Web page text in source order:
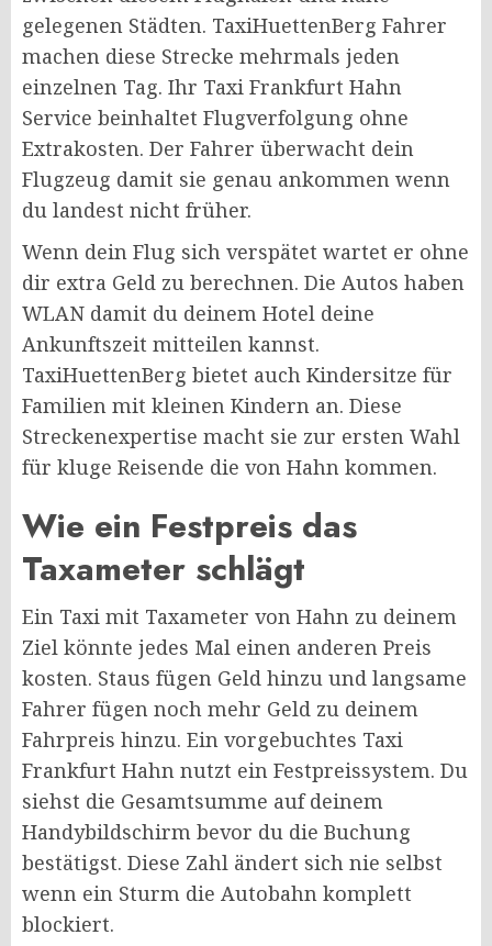
gelegenen Städten. TaxiHuettenBerg Fahrer
machen diese Strecke mehrmals jeden
einzelnen Tag. Ihr Taxi Frankfurt Hahn
Service beinhaltet Flugverfolgung ohne
Extrakosten. Der Fahrer überwacht dein
Flugzeug damit sie genau ankommen wenn
du landest nicht früher.
Wenn dein Flug sich verspätet wartet er ohne
dir extra Geld zu berechnen. Die Autos haben
WLAN damit du deinem Hotel deine
Ankunftszeit mitteilen kannst.
TaxiHuettenBerg bietet auch Kindersitze für
Familien mit kleinen Kindern an. Diese
Streckenexpertise macht sie zur ersten Wahl
für kluge Reisende die von Hahn kommen.
Wie ein Festpreis das
Taxameter schlägt
Ein Taxi mit Taxameter von Hahn zu deinem
Ziel könnte jedes Mal einen anderen Preis
kosten. Staus fügen Geld hinzu und langsame
Fahrer fügen noch mehr Geld zu deinem
Fahrpreis hinzu. Ein vorgebuchtes Taxi
Frankfurt Hahn nutzt ein Festpreissystem. Du
siehst die Gesamtsumme auf deinem
Handybildschirm bevor du die Buchung
bestätigst. Diese Zahl ändert sich nie selbst
wenn ein Sturm die Autobahn komplett
blockiert.